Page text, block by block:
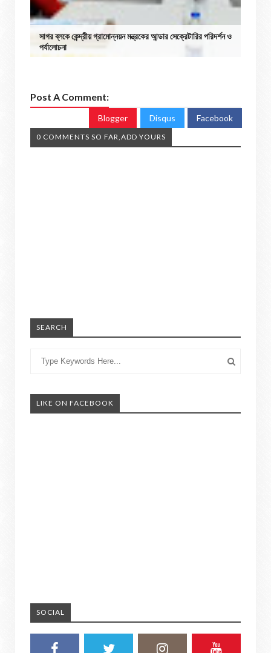
সাগর ব্লকে কেন্দ্রীয় গ্রামোন্নয়ন মন্ত্রকের আন্ডার সেক্রেটারির পরিদর্শন ও
পর্যালোচনা
Post A Comment:
Blogger Disqus Facebook
0 COMMENTS SO FAR,ADD YOURS
SEARCH
LIKE ON FACEBOOK
SOCIAL